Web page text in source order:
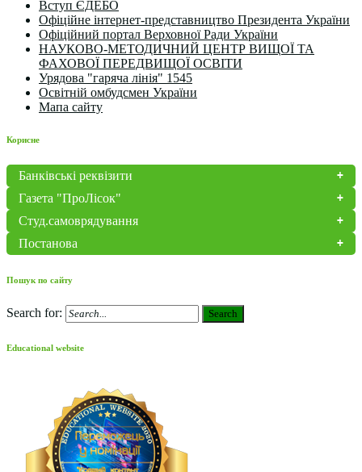
Вступ ЄДЕБО
Офіційне інтернет-представництво Президента України
Офіційний портал Верховної Ради України
НАУКОВО-МЕТОДИЧНИЙ ЦЕНТР ВИЩОЇ ТА
ФАХОВОЇ ПЕРЕДВИЩОЇ ОСВІТИ
Урядова "гаряча лінія" 1545
Освітній омбудсмен України
Мапа сайту
Корисне
Банківські реквізити
Газета "ПроЛісок"
Студ.самоврядування
Постанова
Пошук по сайту
Search for: Search
Educational website